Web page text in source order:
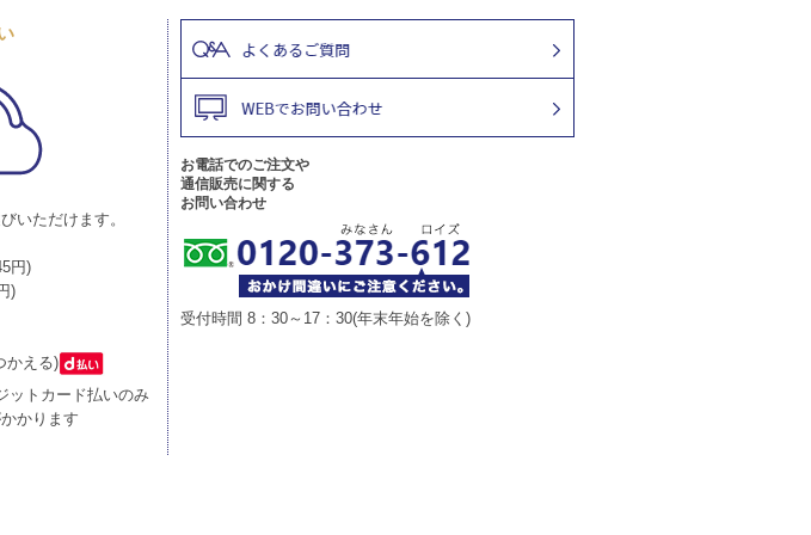
いただけます。
円)
)
かえる)
ットカード払いのみ
かります
お電話でのご注文や
通信販売に関する
お問い合わせ
受付時間 8：30～17：30(年末年始を除く)